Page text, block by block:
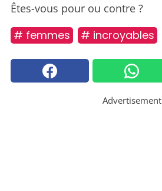
Êtes-vous pour ou contre ?
# femmes # incroyables
Advertisement